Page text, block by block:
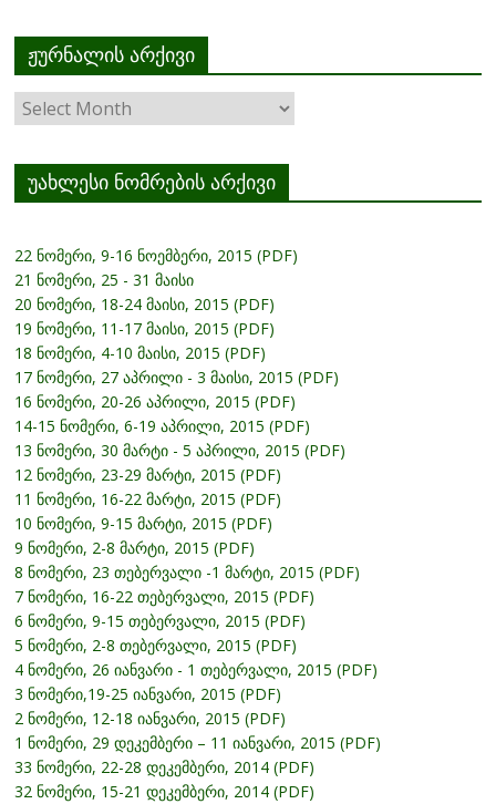
ჟურნალის არქივი
ჟურნალის
არქივი
უახლესი ნომრების არქივი
22 ნომერი, 9-16 ნოემბერი, 2015 (PDF)
21 ნომერი, 25 - 31 მაისი
20 ნომერი, 18-24 მაისი, 2015 (PDF)
19 ნომერი, 11-17 მაისი, 2015 (PDF)
18 ნომერი, 4-10 მაისი, 2015 (PDF)
17 ნომერი, 27 აპრილი - 3 მაისი, 2015 (PDF)
16 ნომერი, 20-26 აპრილი, 2015 (PDF)
14-15 ნომერი, 6-19 აპრილი, 2015 (PDF)
13 ნომერი, 30 მარტი - 5 აპრილი, 2015 (PDF)
12 ნომერი, 23-29 მარტი, 2015 (PDF)
11 ნომერი, 16-22 მარტი, 2015 (PDF)
10 ნომერი, 9-15 მარტი, 2015 (PDF)
9 ნომერი, 2-8 მარტი, 2015 (PDF)
8 ნომერი, 23 თებერვალი -1 მარტი, 2015 (PDF)
7 ნომერი, 16-22 თებერვალი, 2015 (PDF)
6 ნომერი, 9-15 თებერვალი, 2015 (PDF)
5 ნომერი, 2-8 თებერვალი, 2015 (PDF)
4 ნომერი, 26 იანვარი - 1 თებერვალი, 2015 (PDF)
3 ნომერი,19-25 იანვარი, 2015 (PDF)
2 ნომერი, 12-18 იანვარი, 2015 (PDF)
1 ნომერი, 29 დეკემბერი – 11 იანვარი, 2015 (PDF)
33 ნომერი, 22-28 დეკემბერი, 2014 (PDF)
32 ნომერი, 15-21 დეკემბერი, 2014 (PDF)